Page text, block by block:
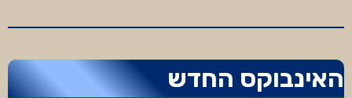
אמנות
וסרטים
צבעוניים
האינבוקס החדש